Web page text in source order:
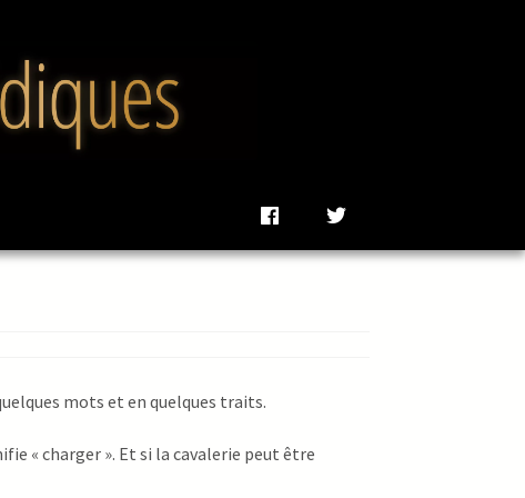
mots et en quelques traits.
« charger ». Et si la cavalerie peut être